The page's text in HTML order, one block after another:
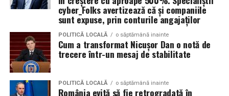
PIZZERIA VOLARE; MERLIN’S; DOWNTOWN FITNESS
MATEI BASARAB; THE COFFEE HOUSE; CLAUMAR
PESCAR; UNIVERSITATEA DE ȘTIINȚE AGRONOMICE
ȘI MEDICINĂ VETERINARĂ BUCUREȘTI
Parteneri: AUTO ITALIA IMPEX SRL; KGM BUCUREȘTI
– SMT PALLADY; RAZELM LUXURY RESORT –
JURILOVCA; SCEMTOVICI & BENOWITZ GALLERY;
construită prin experiențe simple, autentice și
replicabile, care îi implică pe toți membrii comunității.
Proiectul Eyes-Shut se încheie oficial, însă impactul său
continuă prin comunitățile implicate și prin resursele
puse la dispoziția publicului, invitând organizațiile și
instituțiile interesate să ducă mai departe acest tip de
experiență în propriile contexte locale.
cyber_Folks avertizează că și companiile
sunt expuse, prin conturile angajaților
POLITICĂ LOCALĂ o săptămână inainte
Cum a transformat Nicușor Dan o notă de
trecere într-un mesaj de stabilitate
POLITICĂ LOCALĂ o săptămână inainte
România evită să fie retrogradată în